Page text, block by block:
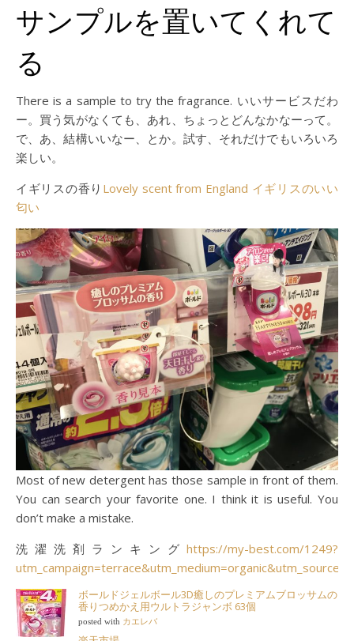
サンプルを置いてくれて
る
There is a sample to try the fragrance. いいサービスだわ
ー。買う気がなくても、あれ、ちょっとどんなかなーって。
で、あ、結構いいなー、とか。試す、それだけでもいろいろ
楽しい。
イギリスの香り Lovely scent from England イギリスのいい
匂い
Most of new detergent has those sample in front of them.
You can search your favorite one. I think it is useful. You
don’t make a mistake.
洗濯洗剤ランキング https://my-best.com/1249?
ボールドジェルボール3D癒しのプレミアムブロッサムの
香りつめかえ用ウルトラジャンボ 63個
posted with カエレバ